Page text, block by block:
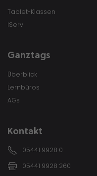
Tablet-Klassen
IServ
Ganztags
Überblick
Lernbüros
AGs
Kontakt
05441 9928 0
05441 9928 260